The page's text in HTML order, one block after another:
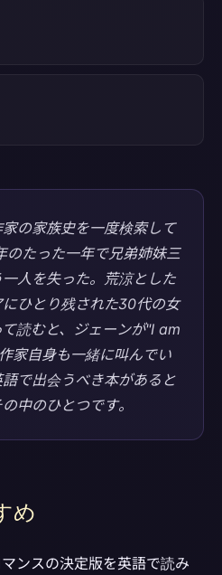
の家族史を一度検索して
のたった一年で兄弟姉妹三
人を失った。荒涼とした
ひとり残された30代の女
読むと、ジェーンが"I am
家自身も一緒に叫んでい
で出会うべき本があると
中のひとつです。
め
ンスの決定版を英語で読み